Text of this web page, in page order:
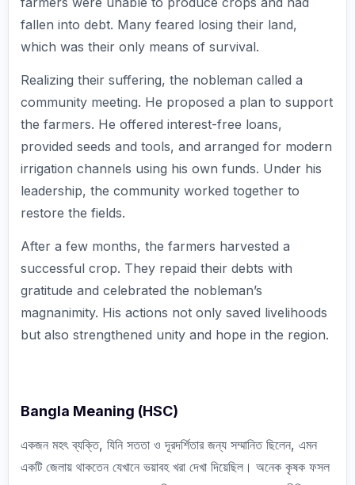
fallen into debt. Many feared losing their land,
which was their only means of survival.
Realizing their suffering, the nobleman called a
community meeting. He proposed a plan to support
the farmers. He offered interest-free loans,
provided seeds and tools, and arranged for modern
irrigation channels using his own funds. Under his
leadership, the community worked together to
restore the fields.
After a few months, the farmers harvested a
successful crop. They repaid their debts with
gratitude and celebrated the nobleman’s
magnanimity. His actions not only saved livelihoods
but also strengthened unity and hope in the region.
Bangla Meaning (HSC)
একজন মহৎ ব্যক্তি, যিনি সততা ও দূরদর্শিতার জন্য সম্মানিত ছিলেন, এমন
একটি জেলায় থাকতেন যেখানে ভয়াবহ খরা দেখা দিয়েছিল। অনেক কৃষক ফসল